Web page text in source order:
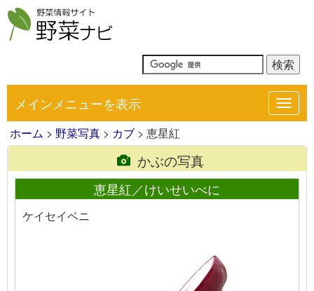
メインメニューを表示
ホーム > 野菜写真 > カブ > 恵星紅
かぶの写真
恵星紅／けいせいべに
ケイセイベニ